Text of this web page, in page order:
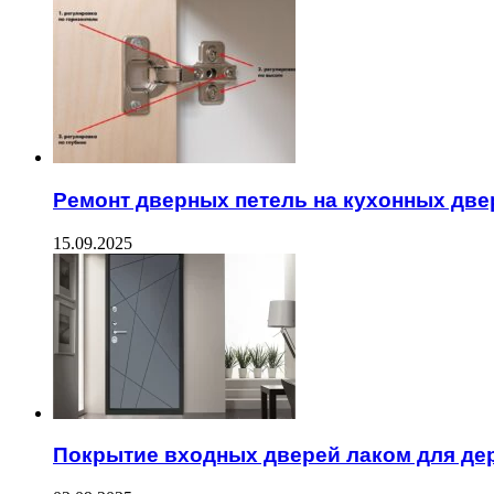
Ремонт дверных петель на кухонных
15.09.2025
Покрытие входных дверей лаком для